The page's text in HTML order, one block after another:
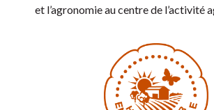
et l’agronomie au centre de l’activité